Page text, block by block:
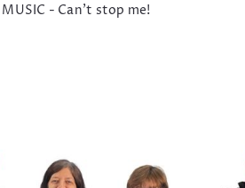
MUSIC - Can't stop me!